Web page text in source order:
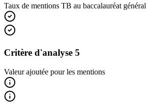
Taux de mentions TB au baccalauréat général
Critère d'analyse 5
Valeur ajoutée pour les mentions